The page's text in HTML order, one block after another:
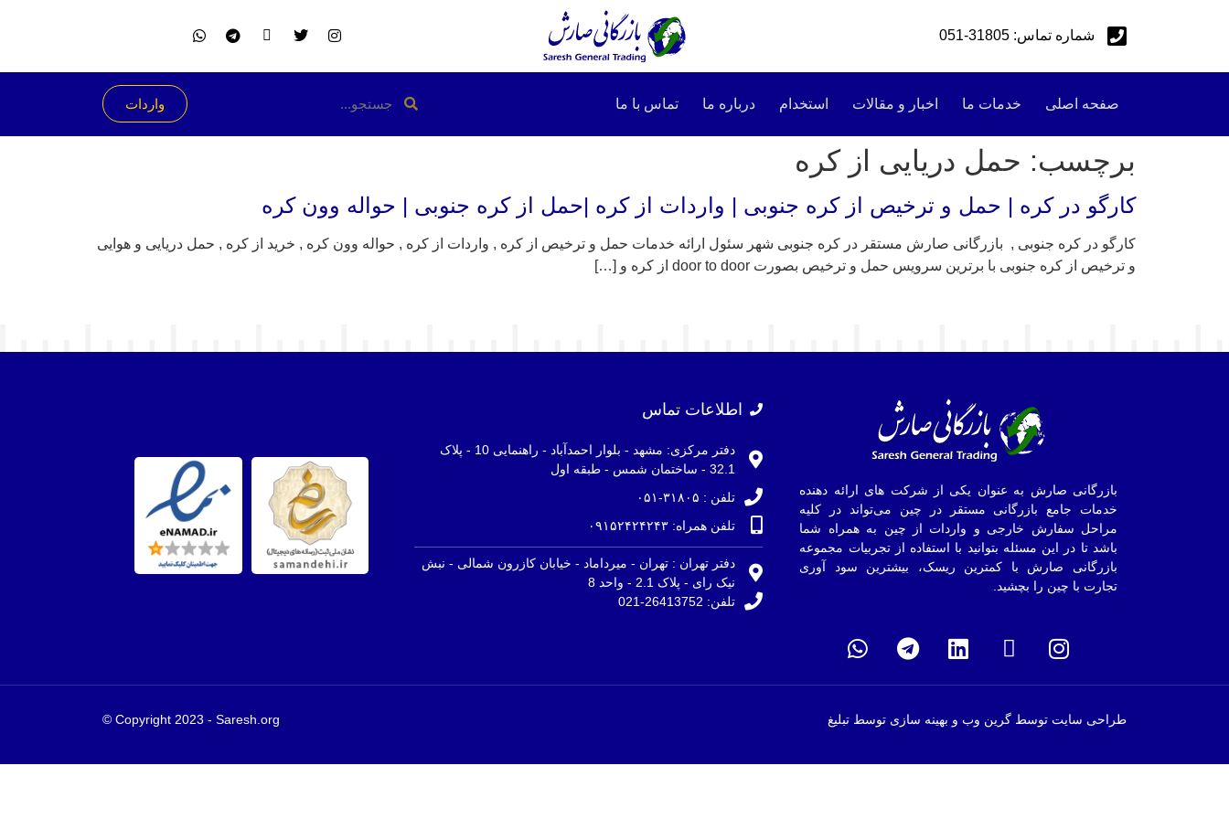
شماره تماس: 31805-051
صفحه اصلی خدمات ما اخبار و مقالات استخدام درباره ما تماس با ما واردات
برچسب: حمل دریایی از کره
کارگو در کره | حمل و ترخیص از کره جنوبی | واردات از کره |حمل از کره جنوبی | حواله وون کره
کارگو در کره جنوبی , بازرگانی صارش مستقر در کره جنوبی شهر سئول ارائه خدمات حمل و ترخیص از کره , واردات از کره , حواله وون کره , خرید از کره , حمل دریایی و هوایی
و ترخیص از کره جنوبی با برترین سرویس حمل و ترخیص بصورت door to door از کره و […]
بازرگانی صارش به عنوان یکی از شرکت های ارائه دهنده
خدمات جامع بازرگانی مستقر در چین می‌تواند در کلیه
مراحل سفارش خارجی و واردات از چین به همراه شما
باشد تا در این مسئله بتوانید با استفاده از تجربیات مجموعه
بازرگانی صارش با کمترین ریسک، بیشترین سود آوری
تجارت با چین را بچشید.
اطلاعات تماس
دفتر مرکزی: مشهد - بلوار احمدآباد - راهنمایی 10 - پلاک
32.1 - ساختمان شمس - طبقه اول
تلفن : ۳۱۸۰۵-۰۵۱
تلفن همراه: ۰۹۱۵۲۴۲۴۲۴۳
دفتر تهران : تهران - میرداماد - خیابان کازرون شمالی - نبش
نیک رای - پلاک 2.1 - واحد 8
تلفن: 26413752-021
طراحی سایت توسط گرین وب و بهینه سازی توسط تبلیغ Copyright 2023 - Saresh.org ©